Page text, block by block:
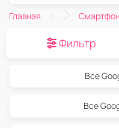
Главная
Фильтр
Все
Все